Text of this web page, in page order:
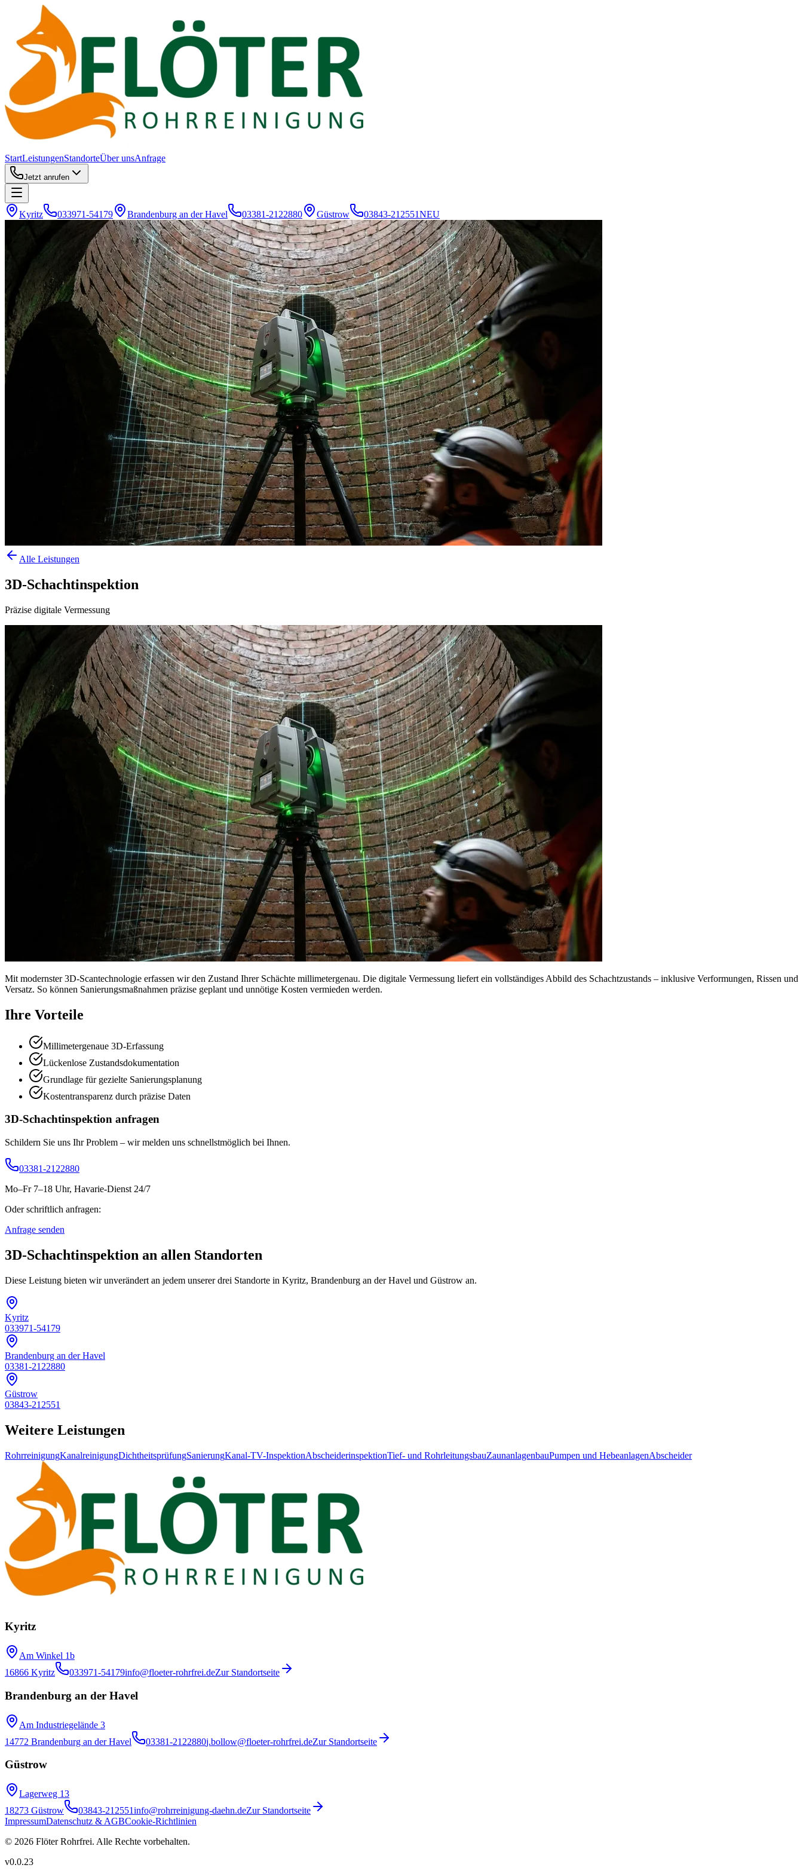
StartLeistungenStandorteÜber unsAnfrage
Jetzt anrufen
Kyritz 033971-54179 Brandenburg an der Havel 03381-2122880 Güstrow 03843-212551NEU
Alle Leistungen
3D-Schachtinspektion
Präzise digitale Vermessung
Mit modernster 3D-Scantechnologie erfassen wir den Zustand Ihrer Schächte millimetergenau. Die digitale Vermessung liefert ein vollständiges Abbild des Schachtzustands – inklusive Verformungen, Rissen und
Versatz. So können Sanierungsmaßnahmen präzise geplant und unnötige Kosten vermieden werden.
Ihre Vorteile
Millimetergenaue 3D-Erfassung
Lückenlose Zustandsdokumentation
Grundlage für gezielte Sanierungsplanung
Kostentransparenz durch präzise Daten
3D-Schachtinspektion anfragen
Schildern Sie uns Ihr Problem – wir melden uns schnellstmöglich bei Ihnen.
03381-2122880
Mo–Fr 7–18 Uhr, Havarie-Dienst 24/7
Oder schriftlich anfragen:
Anfrage senden
3D-Schachtinspektion an allen Standorten
Diese Leistung bieten wir unverändert an jedem unserer drei Standorte in Kyritz, Brandenburg an der Havel und Güstrow an.
Kyritz
033971-54179
Brandenburg an der Havel
03381-2122880
Güstrow
03843-212551
Weitere Leistungen
RohrreinigungKanalreinigungDichtheitsprüfungSanierungKanal-TV-InspektionAbscheiderinspektionTief- und RohrleitungsbauZaunanlagenbauPumpen und HebeanlagenAbscheider
Kyritz
Am Winkel 1b
16866 Kyritz
033971-54179info@floeter-rohrfrei.deZur Standortseite
Brandenburg an der Havel
Am Industriegelände 3
14772 Brandenburg an der Havel
03381-2122880j.bollow@floeter-rohrfrei.deZur Standortseite
Güstrow
Lagerweg 13
18273 Güstrow
03843-212551info@rohrreinigung-daehn.deZur Standortseite
ImpressumDatenschutz & AGBCookie-Richtlinien
© 2026 Flöter Rohrfrei. Alle Rechte vorbehalten.
v0.0.23